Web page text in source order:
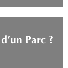
Parc ?